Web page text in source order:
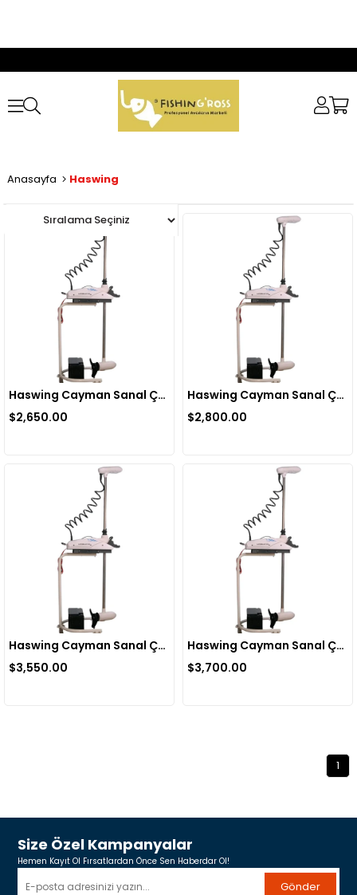
Anasayfa Haswing
Haswing Cayman Sanal Çapa GPS, 24V 80LBS, 72’’ (UZAY KASA)
$2,650.00
Haswing Cayman Sanal Çapa GPS 24V 80LBS 82’’ (UZAY KASA)
$2,800.00
Haswing Cayman Sanal Çapa GPS, 36V 120LBS, 82'' UZAY KASA
$3,550.00
Haswing Cayman Sanal Çapa GPS, 36V 120LBS, 100'' UZAY KASA
$3,700.00
1
Size Özel Kampanyalar
Hemen Kayıt Ol Fırsatlardan Önce Sen Haberdar Ol!
Gönder